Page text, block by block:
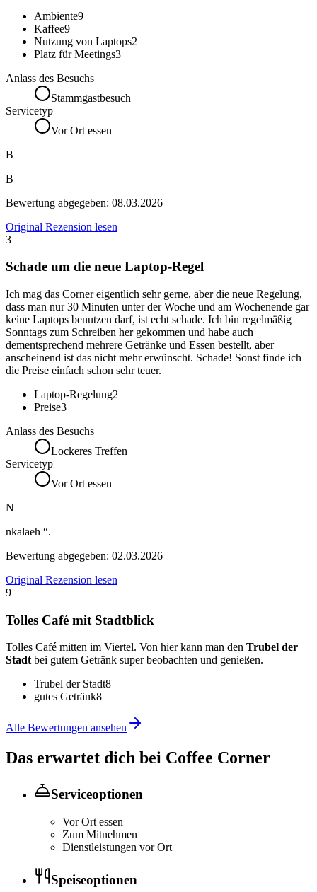
Ambiente9
Kaffee9
Nutzung von Laptops2
Platz für Meetings3
Anlass des Besuchs
Stammgastbesuch
Servicetyp
Vor Ort essen
B
B
Bewertung abgegeben: 08.03.2026
Original Rezension lesen
3
Schade um die neue Laptop-Regel
Ich mag das Corner eigentlich sehr gerne, aber die neue Regelung,
dass man nur 30 Minuten unter der Woche und am Wochenende gar
keine Laptops benutzen darf, ist echt schade. Ich bin regelmäßig
Sonntags zum Schreiben her gekommen und habe auch
dementsprechend mehrere Getränke und Essen bestellt, aber
anscheinend ist das nicht mehr erwünscht. Schade! Sonst finde ich
die Preise einfach schon sehr teuer.
Laptop-Regelung2
Preise3
Anlass des Besuchs
Lockeres Treffen
Servicetyp
Vor Ort essen
N
nkalaeh “.
Bewertung abgegeben: 02.03.2026
Original Rezension lesen
9
Tolles Café mit Stadtblick
Tolles Café mitten im Viertel. Von hier kann man den Trubel der
Stadtbei gutem Getränk super beobachten und genießen.
Trubel der Stadt8
gutes Getränk8
Alle Bewertungen ansehen
Das erwartet dich bei Coffee Corner
Serviceoptionen
Vor Ort essen
Zum Mitnehmen
Dienstleistungen vor Ort
Speiseoptionen